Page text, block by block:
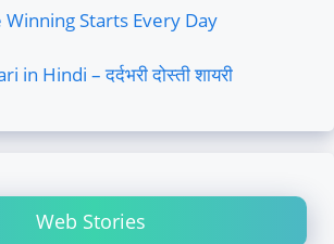
Winning Starts Every Day
in Hindi – दर्दभरी दोस्ती शायरी
Web Stories